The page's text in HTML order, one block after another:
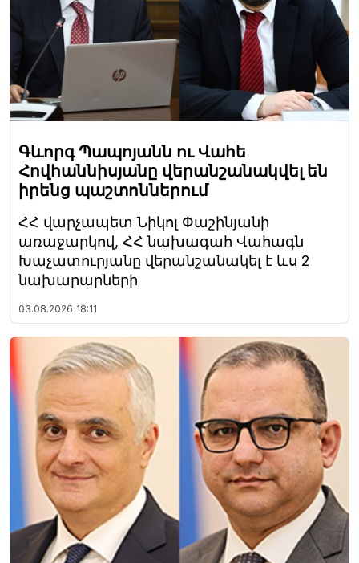
Գևորգ Պապոյանն ու Վահե
Հովհաննիսյանը վերանշանակվել են
իրենց պաշտոններում
ՀՀ վարչապետ Նիկոլ Փաշինյանի
առաջարկով, ՀՀ նախագահ Վահագն
Խաչատուրյանը վերանշանակել է ևս 2
նախարարների
03.08.2026 18:11